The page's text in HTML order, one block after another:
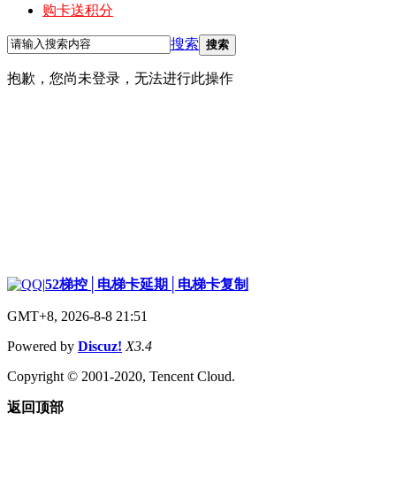
购卡送积分
搜索 搜索
抱歉，您尚未登录，无法进行此操作
|52梯控│电梯卡延期│电梯卡复制
GMT+8, 2026-8-8 21:51
Powered by Discuz! X3.4
Copyright © 2001-2020, Tencent Cloud.
返回顶部